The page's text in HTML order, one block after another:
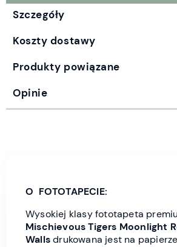
Szczegóły
Koszty dostawy
Produkty powiązane
Opinie
O FOTOTAPECIE:
Wysokiej klasy fototapeta
Mischievous Tigers Moonlight
Wallsdrukowana jest na papierze